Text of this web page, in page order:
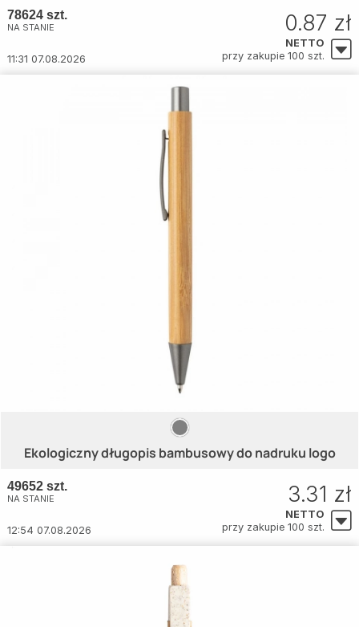
78624 szt.
NA STANIE
11:31 07.08.2026
0.87 zł
NETTO
przy zakupie 100 szt.
Ekologiczny długopis bambusowy do nadruku logo
49652 szt.
NA STANIE
12:54 07.08.2026
3.31 zł
NETTO
przy zakupie 100 szt.